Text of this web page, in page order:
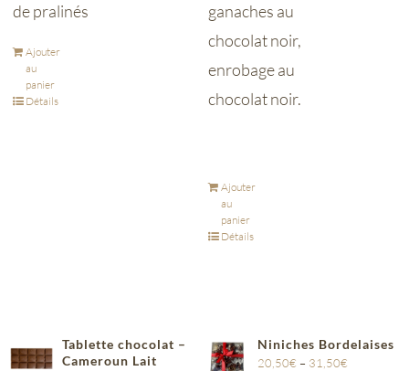
de pralinés
Ajouter
au
panier
Détails
ganaches au
chocolat noir,
enrobage au
chocolat noir.
Ajouter
au
panier
Détails
Tablette chocolat –
Cameroun Lait
Niniches Bordelaises
20,50€ – 31,50€